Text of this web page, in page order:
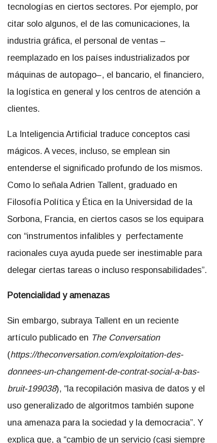
tecnologías en ciertos sectores. Por ejemplo, por
citar solo algunos, el de las comunicaciones, la
industria gráfica, el personal de ventas –
reemplazado en los países industrializados por
máquinas de autopago–, el bancario, el financiero,
la logística en general y los centros de atención a
clientes.
La Inteligencia Artificial traduce conceptos casi
mágicos. A veces, incluso, se emplean sin
entenderse el significado profundo de los mismos.
Como lo señala Adrien Tallent, graduado en
Filosofía Política y Ética en la Universidad de la
Sorbona, Francia, en ciertos casos se los equipara
con “instrumentos infalibles y perfectamente
racionales cuya ayuda puede ser inestimable para
delegar ciertas tareas o incluso responsabilidades”.
Potencialidad y amenazas
Sin embargo, subraya Tallent en un reciente
artículo publicado en The Conversation
(https://theconversation.com/exploitation-des-
donnees-un-changement-de-contrat-social-a-bas-
bruit-199038), “la recopilación masiva de datos y el
uso generalizado de algoritmos también supone
una amenaza para la sociedad y la democracia”. Y
explica que, a “cambio de un servicio (casi siempre